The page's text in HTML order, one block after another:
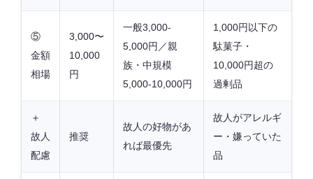
⑤
金額
相場
3,000〜
10,000
円
一般3,000-
5,000円／親
族・中規模
5,000-10,000円
1,000円以下の
駄菓子・
10,000円超の
過剰品
＋
故人
配慮
推奨
故人の好物があ
れば最優先
故人がアレルギ
ー・嫌っていた
品